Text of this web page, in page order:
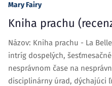
Mary Fairy
Kniha prachu
Názov: Kniha prachu - La
intríg dospelých,
nesprávnom čase na
disciplinárny úrad, dýchajúci